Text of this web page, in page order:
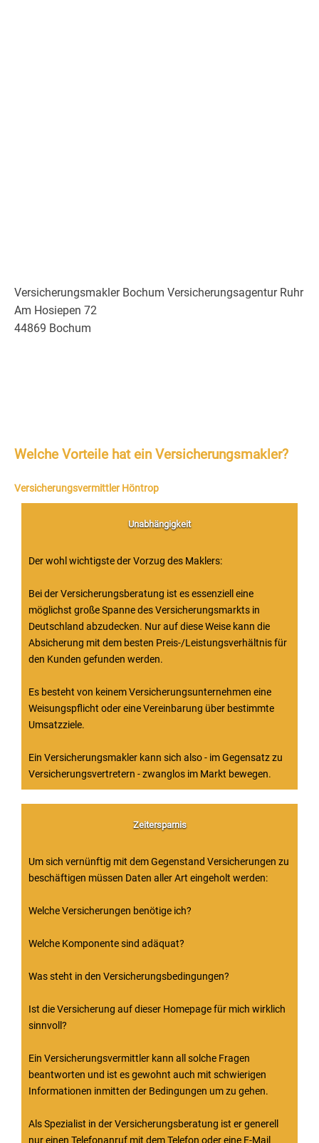
Versicherungsmakler Bochum Versicherungsagentur Ruhr
Am Hosiepen 72
44869 Bochum
Welche Vorteile hat ein Versicherungsmakler?
Versicherungsvermittler Höntrop
Unabhängigkeit
Der wohl wichtigste der Vorzug des Maklers:
Bei der Versicherungsberatung ist es essenziell eine
möglichst große Spanne des Versicherungsmarkts in
Deutschland abzudecken. Nur auf diese Weise kann die
Absicherung mit dem besten Preis-/Leistungsverhältnis für
den Kunden gefunden werden.
Es besteht von keinem Versicherungsunternehmen eine
Weisungspflicht oder eine Vereinbarung über bestimmte
Umsatzziele.
Ein Versicherungsmakler kann sich also - im Gegensatz zu
Versicherungsvertretern - zwanglos im Markt bewegen.
Zeitersparnis
Um sich vernünftig mit dem Gegenstand Versicherungen zu
beschäftigen müssen Daten aller Art eingeholt werden:
Welche Versicherungen benötige ich?
Welche Komponente sind adäquat?
Was steht in den Versicherungsbedingungen?
Ist die Versicherung auf dieser Homepage für mich wirklich
sinnvoll?
Ein Versicherungsvermittler kann all solche Fragen
beantworten und ist es gewohnt auch mit schwierigen
Informationen inmitten der Bedingungen um zu gehen.
Als Spezialist in der Versicherungsberatung ist er generell
nur einen Telefonanruf mit dem Telefon oder eine E-Mail